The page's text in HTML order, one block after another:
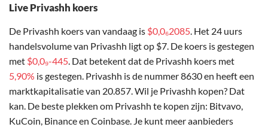
Live Privashh koers
De Privashh koers van vandaag is $0,0₆2085. Het 24 uurs
handelsvolume van Privashh ligt op $7. De koers is gestegen
met $0,0₉-445. Dat betekent dat de Privashh koers met
5,90% is gestegen. Privashh is de nummer 8630 en heeft een
marktkapitalisatie van 20.857. Wil je Privashh kopen? Dat
kan. De beste plekken om Privashh te kopen zijn: Bitvavo,
KuCoin, Binance en Coinbase. Je kunt meer aanbieders